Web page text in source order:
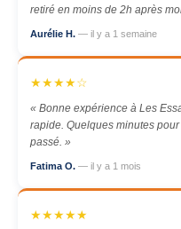
retiré en moins de 2h après
Aurélie H. — il y a 1 semaine
★★★★☆
« Bonne expérience à Les
rapide. Quelques minutes
passé. »
Fatima O. — il y a 1 mois
★★★★★